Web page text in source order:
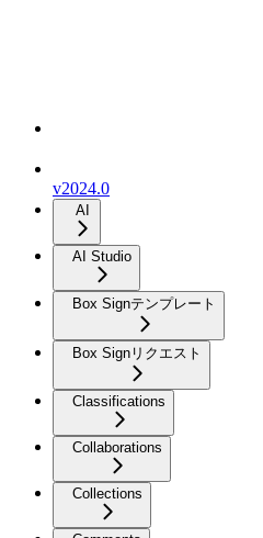
v2024.0
AI
AI Studio
Box Signテンプレート
Box Signリクエスト
Classifications
Collaborations
Collections